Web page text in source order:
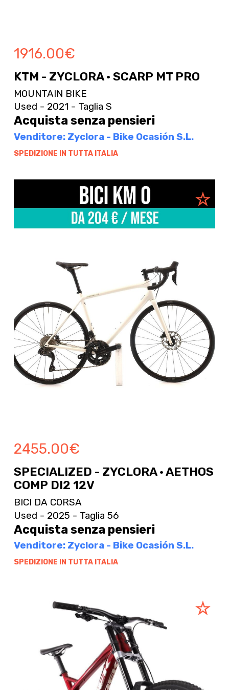
1916.00€
KTM - ZYCLORA · SCARP MT PRO
MOUNTAIN BIKE
Used - 2021 - Taglia S
Acquista senza pensieri
Venditore: Zyclora - Bike Ocasión S.L.
SPEDIZIONE IN TUTTA ITALIA
2455.00€
SPECIALIZED - ZYCLORA · AETHOS
COMP DI2 12V
BICI DA CORSA
Used - 2025 - Taglia 56
Acquista senza pensieri
Venditore: Zyclora - Bike Ocasión S.L.
SPEDIZIONE IN TUTTA ITALIA